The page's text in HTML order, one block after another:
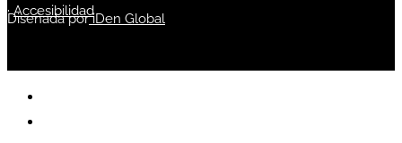
·Accesibilidad
Diseñada poriDen Global